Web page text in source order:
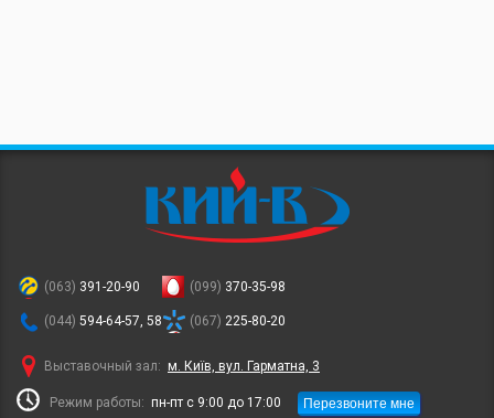
(063) 391-20-90
(044) 594-64-57, 58
(099) 370-35-98
(067) 225-80-20
Выставочный зал: м. Київ, вул. Гарматна, 3
Режим работы: пн-пт с 9:00 до 17:00 Перезвоните мне